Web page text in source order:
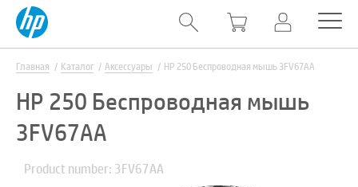
Главная Каталог Аксессуары HP 250 Беспроводная мышь 3FV67AA
HP 250 Беспроводная мышь
3FV67AA
Product number: 3FV67AA